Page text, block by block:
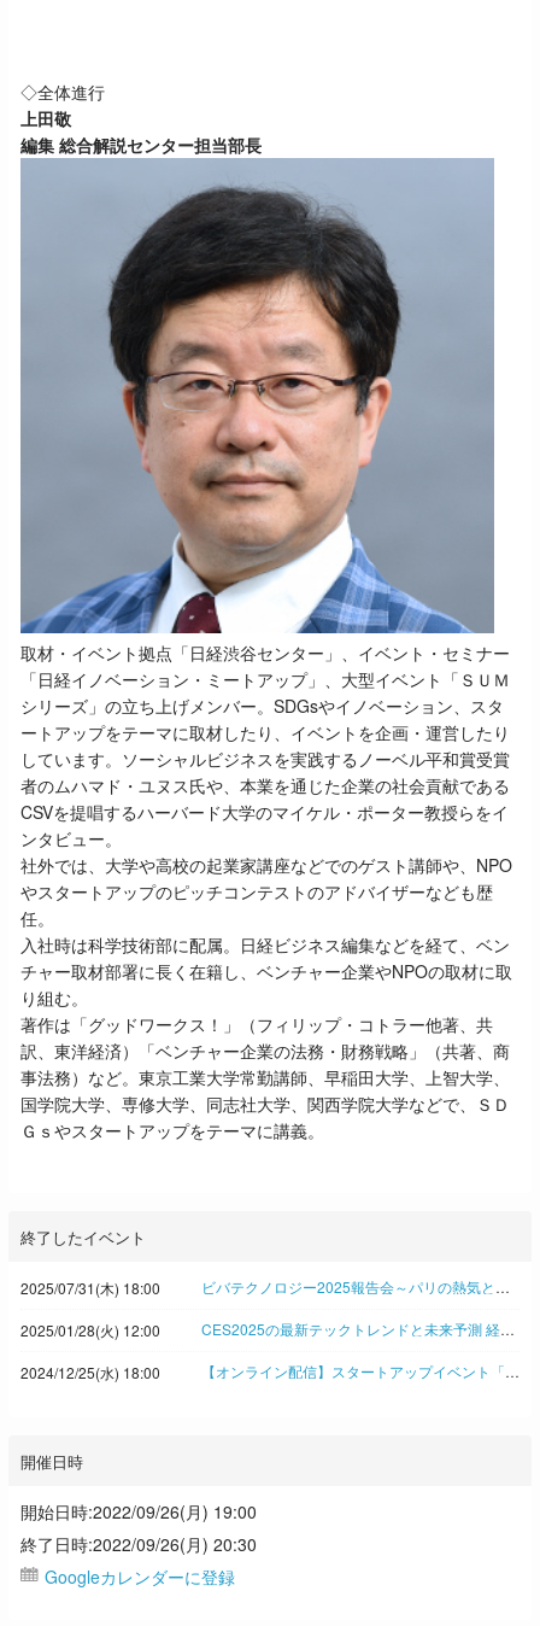
◇全体進行
上田敬
編集 総合解説センター担当部長
取材・イベント拠点「日経渋谷センター」、イベント・セミナー
「日経イノベーション・ミートアップ」、大型イベント「ＳＵＭ
シリーズ」の立ち上げメンバー。SDGsやイノベーション、スタ
ートアップをテーマに取材したり、イベントを企画・運営したり
しています。ソーシャルビジネスを実践するノーベル平和賞受賞
者のムハマド・ユヌス氏や、本業を通じた企業の社会貢献である
CSVを提唱するハーバード大学のマイケル・ポーター教授らをイ
ンタビュー。
社外では、大学や高校の起業家講座などでのゲスト講師や、NPO
やスタートアップのピッチコンテストのアドバイザーなども歴
任。
入社時は科学技術部に配属。日経ビジネス編集などを経て、ベン
チャー取材部署に長く在籍し、ベンチャー企業やNPOの取材に取
り組む。
著作は「グッドワークス！」（フィリップ・コトラー他著、共
訳、東洋経済）「ベンチャー企業の法務・財務戦略」（共著、商
事法務）など。東京工業大学常勤講師、早稲田大学、上智大学、
国学院大学、専修大学、同志社大学、関西学院大学などで、ＳＤ
Ｇｓやスタートアップをテーマに講義。
終了したイベント
2025/07/31(木) 18:00 ビバテクノロジー2025報告会～パリの熱気と学びを東京で 日経イノベーション・ミートアップ
2025/01/28(火) 12:00 CES2025の最新テックトレンドと未来予測 経験豊富な企業内イノベーターとジャーナリストが徹底解説！◆日経イノベーション・ミートアップ
2024/12/25(水) 18:00 【オンライン配信】スタートアップイベント「SLUSH2024」報告会 ヘルシンキでみたイノベーションの新潮流 Takeoff Tokyo アンティ・ソンニネン氏、新潟ベンチャー協会 渋谷修太氏ら登壇 ◇日経イノベーション・ミートアップ
開催日時
開始日時:2022/09/26(月) 19:00
終了日時:2022/09/26(月) 20:30
Googleカレンダーに登録